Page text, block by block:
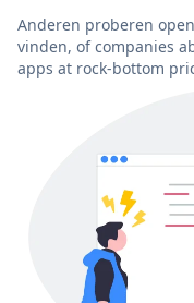
Anderen proberen
vinden, of companies
apps at rock-bottom